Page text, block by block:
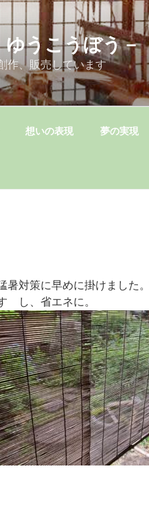
うこうぼう－
作、販売しています
想いの表現 夢の実現
暑対策に早めに掛けました
し、省エネに。